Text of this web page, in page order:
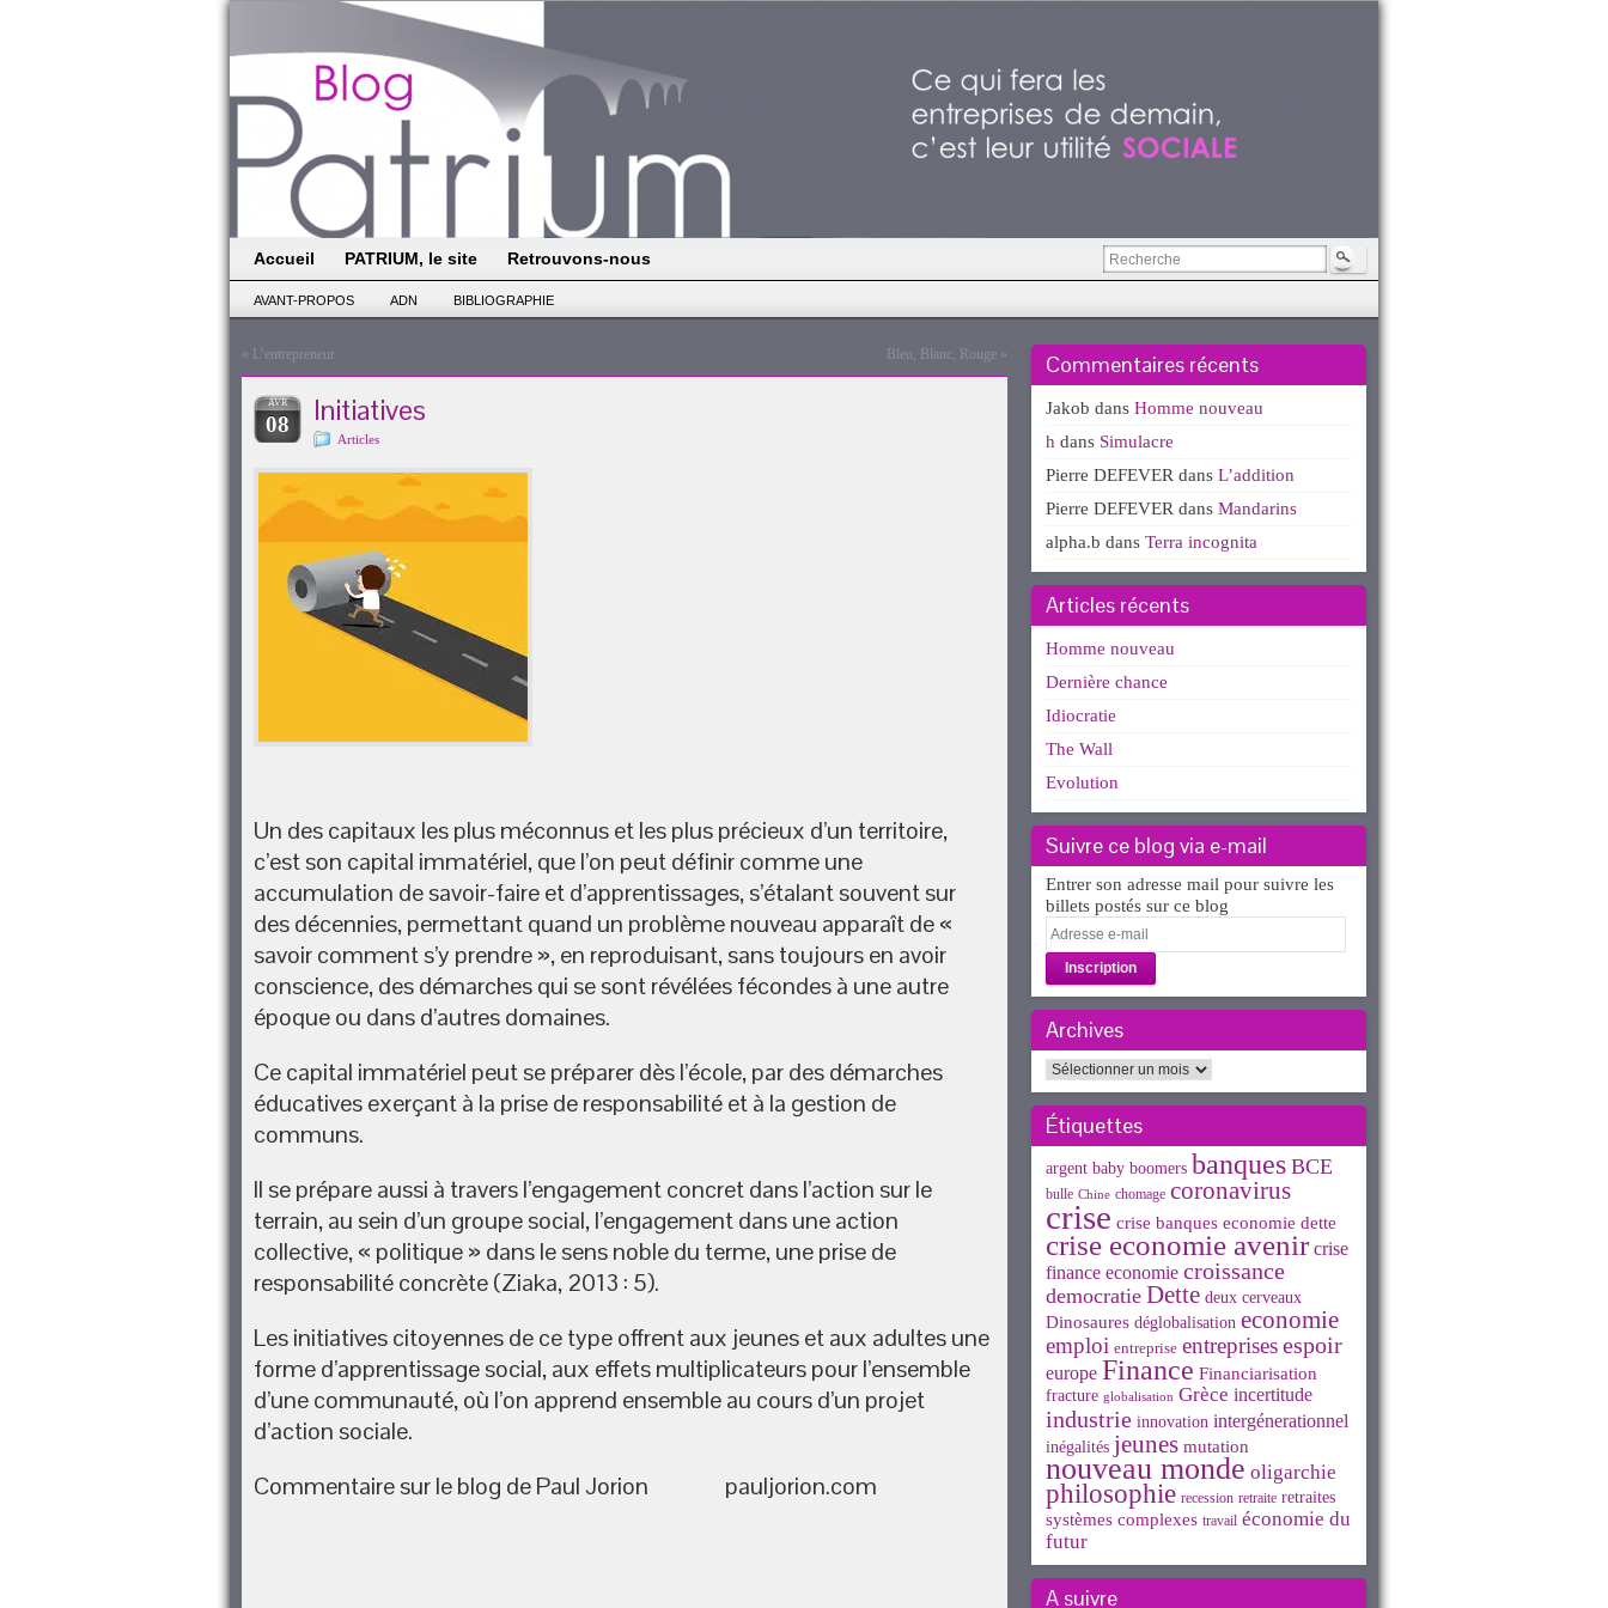
Accueil PATRIUM, le site Retrouvons-nous
AVANT-PROPOS ADN BIBLIOGRAPHIE
« L’entrepreneur Bleu, Blanc, Rouge »
AVR
08 Initiatives
Articles
Un des capitaux les plus méconnus et les plus précieux d’un territoire,
c’est son capital immatériel, que l’on peut définir comme une
accumulation de savoir-faire et d’apprentissages, s’étalant souvent sur
des décennies, permettant quand un problème nouveau apparaît de «
savoir comment s’y prendre », en reproduisant, sans toujours en avoir
conscience, des démarches qui se sont révélées fécondes à une autre
époque ou dans d’autres domaines.
Ce capital immatériel peut se préparer dès l’école, par des démarches
éducatives exerçant à la prise de responsabilité et à la gestion de
communs.
Il se prépare aussi à travers l’engagement concret dans l’action sur le
terrain, au sein d’un groupe social, l’engagement dans une action
collective, « politique » dans le sens noble du terme, une prise de
responsabilité concrète (Ziaka, 2013 : 5).
Les initiatives citoyennes de ce type offrent aux jeunes et aux adultes une
forme d’apprentissage social, aux effets multiplicateurs pour l’ensemble
d’une communauté, où l’on apprend ensemble au cours d’un projet
d’action sociale.
Commentaire sur le blog de Paul Jorion pauljorion.com
Commentaires récents
Jakob dans Homme nouveau
h dans Simulacre
Pierre DEFEVER dans L’addition
Pierre DEFEVER dans Mandarins
alpha.b dans Terra incognita
Articles récents
Homme nouveau
Dernière chance
Idiocratie
The Wall
Evolution
Suivre ce blog via e-mail
Entrer son adresse mail pour suivre les
billets postés sur ce blog
Adresse
e-
mail
Archives
Archives
Étiquettes
argent baby boomers banques BCE
bulle Chine chomage coronavirus
crise crise banques economie dette
crise economie avenir crise
finance economie croissance
democratie Dette deux cerveaux
Dinosaures déglobalisation economie
emploi entreprise entreprisesespoir
europe Finance Financiarisation
fracture globalisation Grèce incertitude
industrie innovation intergénerationnel
inégalités jeunes mutation
nouveau monde oligarchie
philosophie recession retraite retraites
systèmes complexes travail économie du
futur
A suivre